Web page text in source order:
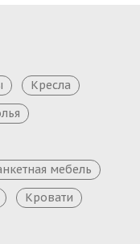
Кресла
мебель
Кровати